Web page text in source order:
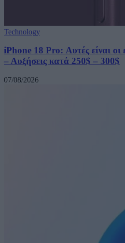
Technology
iPhone 18 Pro: Αυτές είναι οι
– Αυξήσεις κατά 250$ – 300$
07/08/2026